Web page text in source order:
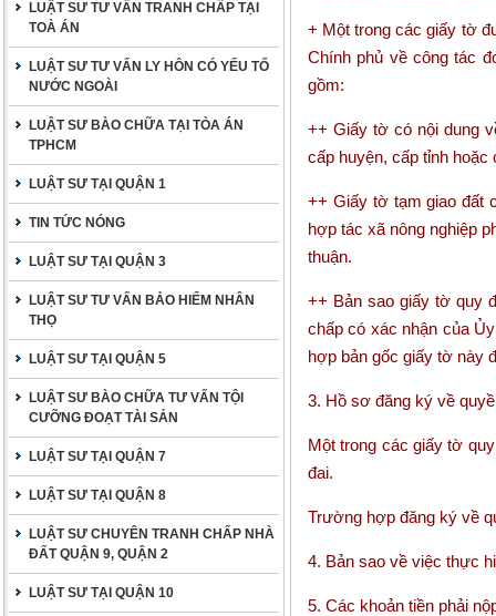
LUẬT SƯ TƯ VẤN TRANH CHẤP TẠI
TOÀ ÁN
LUẬT SƯ TƯ VẤN LY HÔN CÓ YẾU TỐ
NƯỚC NGOÀI
LUẬT SƯ BÀO CHỮA TẠI TÒA ÁN
TPHCM
LUẬT SƯ TẠI QUẬN 1
TIN TỨC NÓNG
LUẬT SƯ TẠI QUẬN 3
LUẬT SƯ TƯ VẤN BẢO HIỂM NHÂN
THỌ
LUẬT SƯ TẠI QUẬN 5
LUẬT SƯ BÀO CHỮA TƯ VẤN TỘI
CƯỠNG ĐOẠT TÀI SẢN
LUẬT SƯ TẠI QUẬN 7
LUẬT SƯ TẠI QUẬN 8
LUẬT SƯ CHUYÊN TRANH CHẤP NHÀ
ĐẤT QUẬN 9, QUẬN 2
LUẬT SƯ TẠI QUẬN 10
+ Một trong các giấy tờ
Chính phủ về công tác
gồm:
++ Giấy tờ có nội dung
cấp huyện, cấp tỉnh
++ Giấy tờ tạm giao đất
hợp tác xã nông nghiệp
thuận.
++ Bản sao giấy tờ quy
chấp có xác nhận của
hợp bản gốc giấy tờ này
3. Hồ sơ đăng ký về
Một trong các giấy tờ
đai.
Trường hợp đăng ký về
4. Bản sao về việc thực
5. Các khoản tiền phải